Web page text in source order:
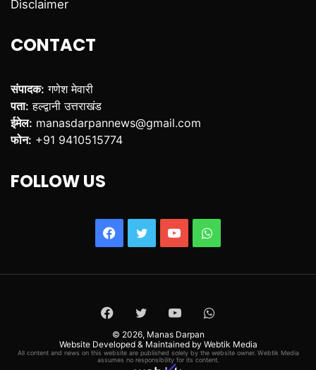
Disclaimer
CONTACT
संपादक: गणेश मेवारी
पता: हल्द्वानी उत्तराखंड
ईमेल: manasdarpannews@gmail.com
फोन: +91 9410515774
FOLLOW US
Facebook
TwitterYouTubeWhatsApp
Facebook
TwitterYouTubeWhatsApp
© 2026, Manas Darpan
Website Developed & Maintained by Webtik Media
All content and news on this website are published solely by the website owner. Webtik Media
assumes no responsibility for its content.